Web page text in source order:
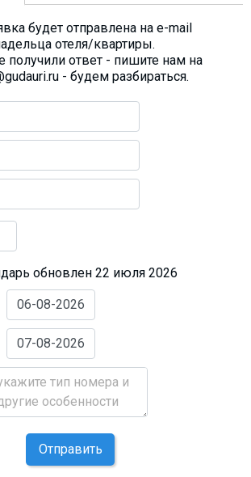
будет отправлена на e-mail
отеля/квартиры.
получили ответ - пишите нам на
- будем разбираться.
обновлен 22 июля 2026
Отправить